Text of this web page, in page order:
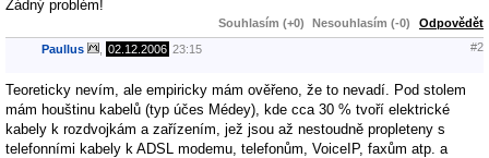
Žádný problém!
Souhlasím (+0) Nesouhlasím (-0) Odpovědět
Paullus 02.12.2006 23:15 #2
Teoreticky nevím, ale empiricky mám ověřeno, že to nevadí. Pod stolem
mám houštinu kabelů (typ účes Médey), kde cca 30 % tvoří elektrické
kabely k rozdvojkám a zařízením, jež jsou až nestoudně propleteny s
telefonními kabely k ADSL modemu, telefonům, VoiceIP, faxům atp. a